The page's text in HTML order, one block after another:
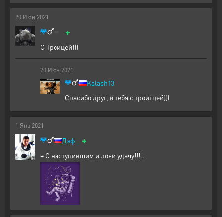
20 Июн 2021
+
С Троицей)))
20 Июн 2021
Kalash13
Спасибо друг, и тебя с троитцей)))
1 Янв 2021
Дэф +
+ С наступившим и лови удачу!!!..